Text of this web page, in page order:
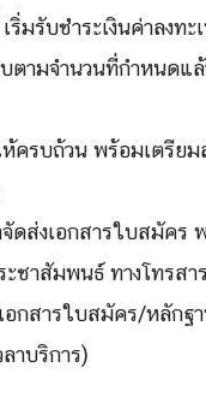
ริ่มรับชำระเงินค่าลง
ามจำนวนที่กำหนดแ
รบถ้วน พร้อมเตรียม
ดส่งเอกสารใบสมัคร
ชาสัมพนธ์ ทางโทรส
กสารใบสมัคร/หลักฐ
าบริการ)